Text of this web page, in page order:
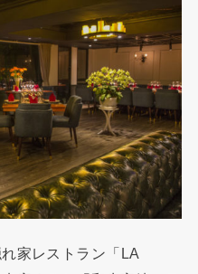
家レストラン「LA